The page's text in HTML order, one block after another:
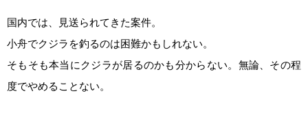
国内では、見送られてきた案件。
小舟でクジラを釣るのは困難かもしれない。
そもそも本当にクジラが居るのかも分からない。無論、その程
度でやめることない。